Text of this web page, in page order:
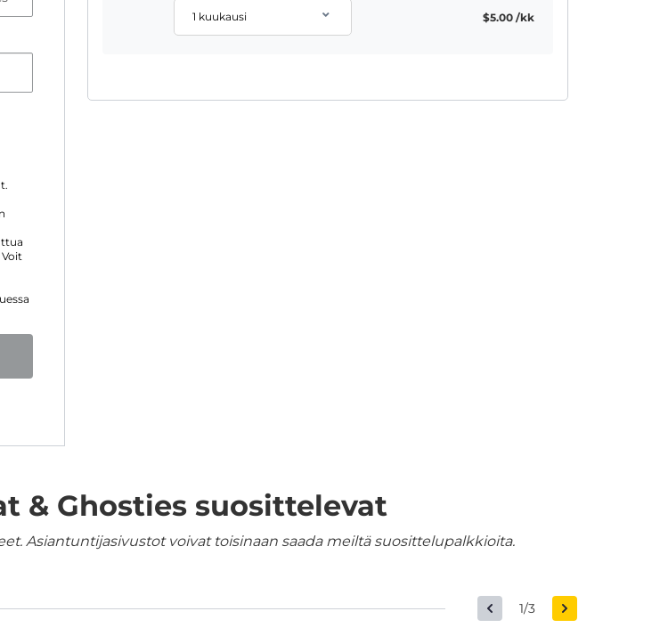
1 kuukausi $5.00 /kk
& Ghosties suosittelevat
Asiantuntijasivustot voivat toisinaan saada meiltä suosittelupalkkioita.
1/3